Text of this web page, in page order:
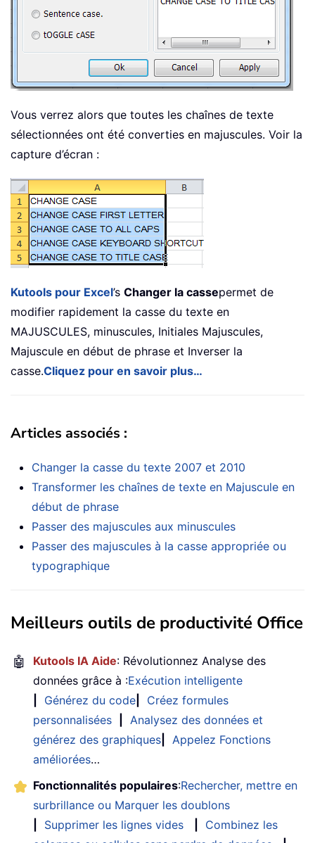
Vous verrez alors que toutes les chaînes de texte
sélectionnées ont été converties en majuscules. Voir la
capture d’écran :
Kutools pour Excel’s Changer la cassepermet de
modifier rapidement la casse du texte en
MAJUSCULES, minuscules, Initiales Majuscules,
Majuscule en début de phrase et Inverser la
casse.Cliquez pour en savoir plus…
Articles associés :
Changer la casse du texte 2007 et 2010
Transformer les chaînes de texte en Majuscule en
début de phrase
Passer des majuscules aux minuscules
Passer des majuscules à la casse appropriée ou
typographique
Meilleurs outils de productivité Office
🤖 Kutools IA Aide: Révolutionnez Analyse des
données grâce à :Exécution intelligente
Générez du code
Créez formules
personnalisées
Analysez des données et
générez des graphiques
Appelez Fonctions
améliorées…
Fonctionnalités populaires:Rechercher, mettre en
surbrillance ou Marquer les doublons
Supprimer les lignes vides
Combinez les